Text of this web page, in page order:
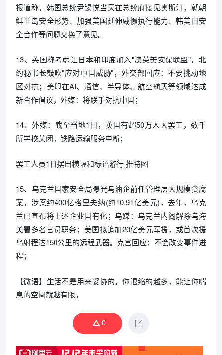
报道称，韩国总统尹锡悦当天在总统府接见奥斯汀，就朝
鲜半岛安全形势、加强美国延伸威慑执行能力、韩美日安
全合作等问题交换了意见。
13、英国称考虑让日本和印度加入"澳英美安保联盟"，北
约秘书长鼓吹"应对中国威胁"，外交部回应：不要挑动地
区对抗；美印在AI、通信、半导体、航空航天等领域达成
新合作倡议，外媒：将联手对抗中国；
14、外媒：截至当地1日，英国有超50万人大罢工，数千
所学校关闭，铁路运输服务中断；
罢工人员1日摆出横幅和标语游行 推特图
15、乌克兰国家安全局曝光乌油企前任管理层大规模贪腐
案，涉案约400亿格里夫纳(约10.91亿美元)，去年，乌克
兰已宣布将上述企业国有化；乌媒：乌克兰内阁解除乌海
关署多名官员职务；美国拟追加20亿美元军援，或首次援
乌射程达150公里的远程武器。克宫回应：不会改变事件进
程；
【微语】生活不是用来妥协的，你退缩的越多，能让你喘
息的空间就越有限。
0